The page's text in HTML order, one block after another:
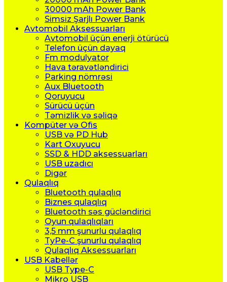
30000 mAh Power Bank
Simsiz Şarjlı Power Bank
Avtomobil Aksessuarları
Avtomobil üçün enerji ötürücü
Telefon üçün dayaq
Fm modulyator
Hava təravətləndirici
Parking nömrəsi
Aux Bluetooth
Qoruyucu
Sürücü üçün
Təmizlik və səliqə
Kompüter və Ofis
USB və PD Hub
Kart Oxuyucu
SSD & HDD aksessuarları
USB uzadıcı
Digər
Qulaqlıq
Bluetooth qulaqlıq
Biznes qulaqlıq
Bluetooth səs gücləndirici
Oyun qulaqlıqları
3,5 mm şunurlu qulaqlıq
TyPe-C şunurlu qulaqlıq
Qulaqlıq Aksessuarları
USB Kabellər
USB Type-C
Mikro USB